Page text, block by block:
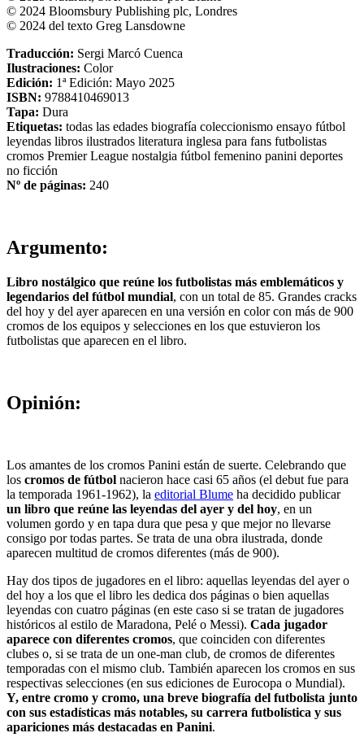
© 2024 Bloomsbury Publishing plc, Londres
© 2024 del texto Greg Lansdowne
Traducción: Sergi Marcó Cuenca
Ilustraciones: Color
Edición: 1ª Edición: Mayo 2025
ISBN: 9788410469013
Tapa: Dura
Etiquetas: todas las edades biografía coleccionismo ensayo fútbol
leyendas libros ilustrados literatura inglesa para fans futbolistas
cromos Premier League nostalgia fútbol femenino panini deportes
no ficción
Nº de páginas: 240
Argumento:
Libro nostálgico que reúne los futbolistas más emblemáticos y
legendarios del fútbol mundial, con un total de 85. Grandes cracks
del hoy y del ayer aparecen en una versión en color con más de 900
cromos de los equipos y selecciones en los que estuvieron los
futbolistas que aparecen en el libro.
Opinión:
Los amantes de los cromos Panini están de suerte. Celebrando que
los cromos de fútbol nacieron hace casi 65 años (el debut fue para
la temporada 1961-1962), la editorial Blume ha decidido publicar
un libro que reúne las leyendas del ayer y del hoy, en un
volumen gordo y en tapa dura que pesa y que mejor no llevarse
consigo por todas partes. Se trata de una obra ilustrada, donde
aparecen multitud de cromos diferentes (más de 900).
Hay dos tipos de jugadores en el libro: aquellas leyendas del ayer o
del hoy a los que el libro les dedica dos páginas o bien aquellas
leyendas con cuatro páginas (en este caso si se tratan de jugadores
históricos al estilo de Maradona, Pelé o Messi). Cada jugador
aparece con diferentes cromos, que coinciden con diferentes
clubes o, si se trata de un one-man club, de cromos de diferentes
temporadas con el mismo club. También aparecen los cromos en sus
respectivas selecciones (en sus ediciones de Eurocopa o Mundial).
Y, entre cromo y cromo, una breve biografía del futbolista junto
con sus estadísticas más notables, su carrera futbolística y sus
apariciones más destacadas en Panini.